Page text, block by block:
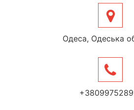
Одеса, Одеська